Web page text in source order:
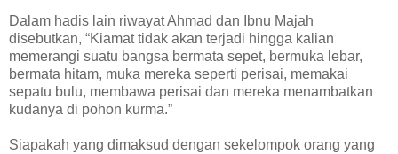
Dalam hadis lain riwayat Ahmad dan Ibnu Majah
disebutkan, “Kiamat tidak akan terjadi hingga kalian
memerangi suatu bangsa bermata sepet, bermuka lebar,
bermata hitam, muka mereka seperti perisai, memakai
sepatu bulu, membawa perisai dan mereka menambatkan
kudanya di pohon kurma.”
Siapakah yang dimaksud dengan sekelompok orang yang